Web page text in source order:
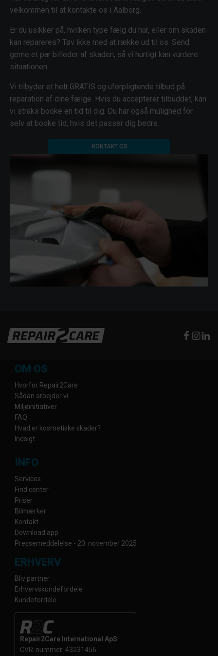
velkommen til at kontakte os i Aalborg.
Er du usikker på, hvilken type fælg du har, eller om skaden
kan repareres? Tøv ikke med at række ud til os. Send
gerne et par billeder af skaden, så vi hurtigt kan vurdere
situationen.
Vi tilbyder et helt GRATIS og uforpligtende tilbud på
reparation af dine fælge. Hvis du accepterer tilbuddet, kan
vi straks booke en tid til dig. Du har også mulighed for
selv at booke tid, hvis det passer dig bedre.
KONTAKT OS
OM OS
Hvorfor Repair2Care
Sådan arbejder vi
Miljøinitiativer
FAQ
Hvad er kosmetiske skader?
Indsigt
INFO
Services
Find center
Priser
Bilmærker
Kontakt
Download app
Pressemeddelelse - 20. november 2025
ERHVERV
Bliv partner
Erhvervskundefordele
Kundefordele
Repair2Care International ApS
CVR-nummer: 43231456